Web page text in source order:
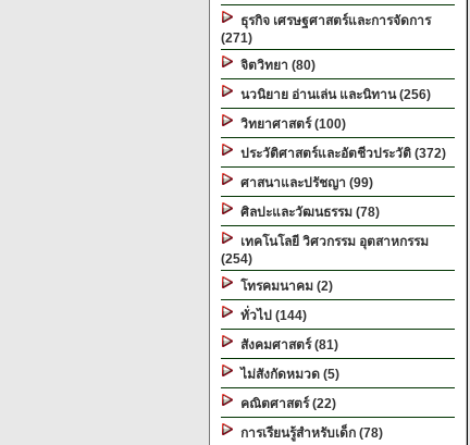
ธุรกิจ เศรษฐศาสตร์และการจัดการ
(271)
จิตวิทยา (80)
นวนิยาย อ่านเล่น และนิทาน (256)
วิทยาศาสตร์ (100)
ประวัติศาสตร์และอัตชีวประวัติ (372)
ศาสนาและปรัชญา (99)
ศิลปะและวัฒนธรรม (78)
เทคโนโลยี วิศวกรรม อุตสาหกรรม
(254)
โทรคมนาคม (2)
ทั่วไป (144)
สังคมศาสตร์ (81)
ไม่สังกัดหมวด (5)
คณิตศาสตร์ (22)
การเรียนรู้สำหรับเด็ก (78)